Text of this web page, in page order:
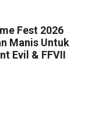
Fest 2026
Manis Untuk
Evil & FFVII